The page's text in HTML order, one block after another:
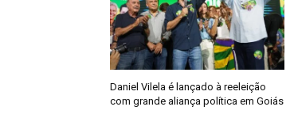
Daniel Vilela é lançado à reeleição
com grande aliança política em Goiás